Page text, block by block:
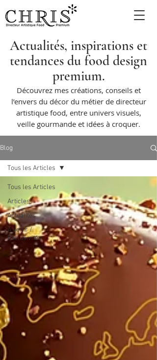
Actualités, inspirations et
tendances du food design
premium.
Découvrez mes créations, conseils et
l’envers du décor du métier de directeur
artistique food, entre univers visuels,
veille gourmande et idées à croquer.
Blog
Tous les Articles
Articles
Actualités
À venir /
Exclusivités
Tous les Articles